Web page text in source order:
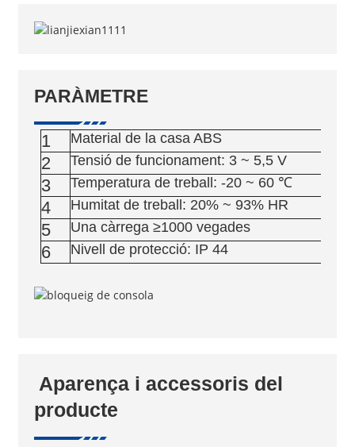
PARÀMETRE
1 Material de la casa ABS
2 Tensió de funcionament: 3 ~ 5,5 V
3 Temperatura de treball: -20 ~ 60 ℃
4 Humitat de treball: 20% ~ 93% HR
5 Una càrrega ≥1000 vegades
6 Nivell de protecció: IP 44
Aparença i accessoris del
producte